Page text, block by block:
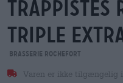
trappistes
triple
Brasserie Rochefort
Varen er ikke tilgængelig